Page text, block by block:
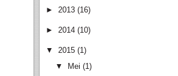
► 2013 (16)
► 2014 (10)
▼ 2015 (1)
▼ Mei (1)